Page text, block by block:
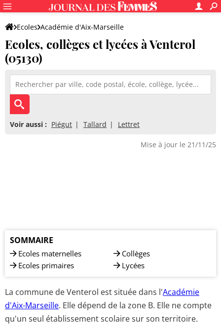
Ecoles Académie d'Aix-Marseille
Alpes-de-Haute-Provence
Ecoles, collèges et lycées à Venterol
(05130)
Voir aussi : Piégut Tallard Lettret
Mise à jour le 21/11/25
SOMMAIRE
Ecoles maternelles
Ecoles primaires
Collèges
Lycées
La commune de Venterol est située dans l'Académie
d'Aix-Marseille. Elle dépend de la zone B. Elle ne compte
qu'un seul établissement scolaire sur son territoire.